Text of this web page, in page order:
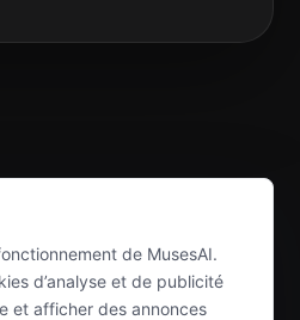
de MusesAI.
d’analyse et de publicité
et afficher des annonces